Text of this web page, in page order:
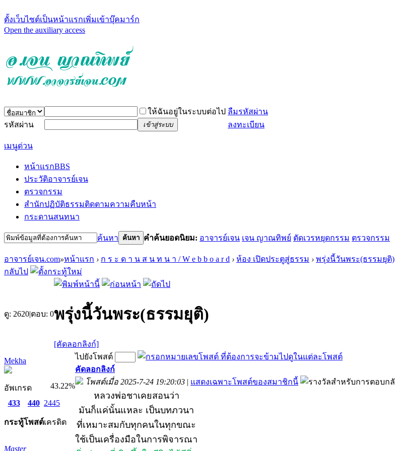
ตั้งเว็บไซต์เป็นหน้าแรกเพิ่มเข้าบุ๊คมาร์ก
Open the auxiliary access
ให้ฉันอยู่ในระบบต่อไป ลืมรหัสผ่าน
รหัสผ่าน
เข้าสู่ระบบ ลงทะเบียน
เมนูด่วน
หน้าแรกBBS
ประวัติอาจารย์เจน
ตรวจกรรม
สำนักปฏิบัติธรรมติดตามความคืบหน้า
กระดานสนทนา
ค้นหา ค้นหา คำค้นยอดนิยม: อาจารย์เจน เจน ญาณทิพย์ ตัดเวรหยุดกรรม ตรวจกรรม
อาจารย์เจน.com»หน้าแรก › ก ร ะ ด า น ส น ท น า / W e b b o a r d › ห้อง เปิดประตูสู่ธรรม › พรุ่งนี้วันพระ(ธรรมยุติ)
กลับไป
ดู: 2620|ตอบ: 0พรุ่งนี้วันพระ(ธรรมยุติ)
[คัดลอกลิงก์]
Mekha
อัพเกรด
43.22%
433
กระทู้
440
โพสต์
2445
เครดิต
Master
ไปยังโพสต์
คัดลอกลิงก์
โพสต์เมื่อ 2025-7-24 19:20:03 | แสดงเฉพาะโพสต์ของสมาชิกนี้
หลวงพ่อชาเคยสอนว่า
มันก็แค่นั้นแหละ เป็นบทภวนา
ที่เหมาะสมกับทุกคนในทุกขณะ
ใช้เป็นเครื่องมือในการพิจารณา